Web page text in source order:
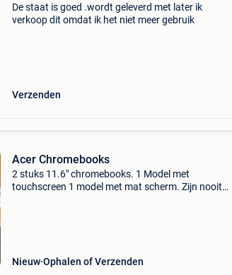
De staat is goed .wordt geleverd met later ik
verkoop dit omdat ik het niet meer gebruik
Verzenden
Acer Chromebooks
2 stuks 11.6" chromebooks. 1 Model met
touchscreen 1 model met mat scherm. Zijn nooit
Nieuw Ophalen of Verzenden